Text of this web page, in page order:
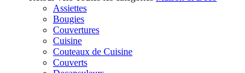
Assiettes
Bougies
Couvertures
Cuisine
Couteaux de Cuisine
Couverts